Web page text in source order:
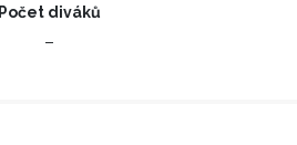
Počet diváků
–